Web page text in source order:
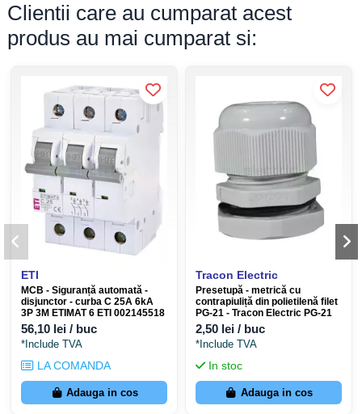
Clientii care au cumparat acest
produs au mai cumparat si:
ETI
MCB - Siguranță automată -
disjunctor - curba C 25A 6kA
3P 3M ETIMAT 6 ETI 002145518
56,10 lei / buc
*Include TVA
LA COMANDA
Adauga in cos
Tracon Electric
Presetupă - metrică cu
contrapiuliță din polietilenă filet
PG-21 - Tracon Electric PG-21
2,50 lei / buc
*Include TVA
In stoc
Adauga in cos